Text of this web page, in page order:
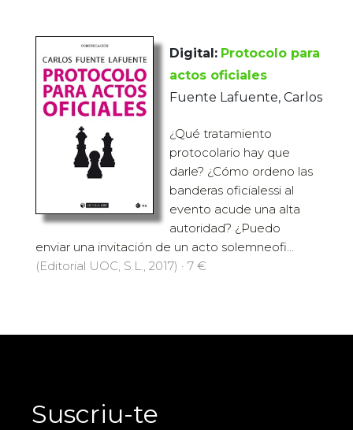
Digital: Protocolo para
actos oficiales
Fuente Lafuente, Carlos
¿Qué tratamiento
protocolario hay que
darle? ¿Cómo ordeno las
banderas oficialessi al
evento acude una alta
autoridad? ¿Puedo
enviar una invitación de un acto solemneofi...
(Editorial UOC, S.L., 2017) · 7 €
Suscriu-te